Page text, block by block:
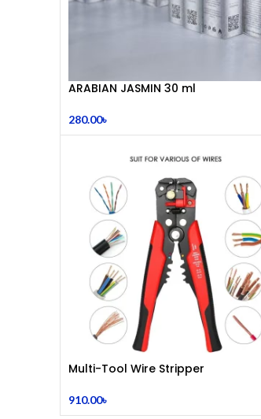
ARABIAN JASMIN 30 ml
280.00৳
Multi-Tool Wire Stripper
910.00৳